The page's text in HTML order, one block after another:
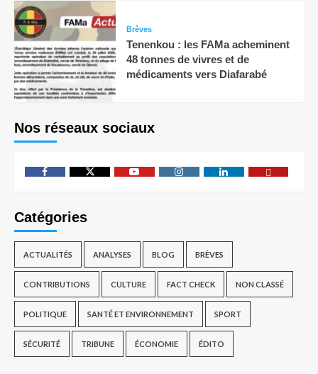
Brèves
Tenenkou : les FAMa acheminent
48 tonnes de vivres et de
médicaments vers Diafarabé
Nos réseaux sociaux
Catégories
ACTUALITÉS ANALYSES BLOG BRÈVES
CONTRIBUTIONS CULTURE FACT CHECK NON CLASSÉ
POLITIQUE SANTÉ ET ENVIRONNEMENT SPORT
SÉCURITÉ TRIBUNE ÉCONOMIE ÉDITO